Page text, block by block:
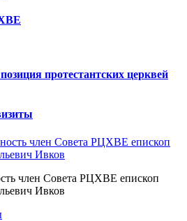
протестантских церквей
член Совета РЦХВЕ епископ
Ивков